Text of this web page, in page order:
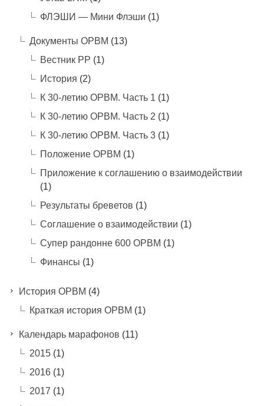
ФЛЭШИ — Мини Флэши (1)
Документы ОРВМ (13)
Вестник РР (1)
История (2)
К 30-летию ОРВМ. Часть 1 (1)
К 30-летию ОРВМ. Часть 2 (1)
К 30-летию ОРВМ. Часть 3(1)
Положение ОРВМ (1)
Приложение к соглашению о взаимодействии
(1)
Результаты бреветов (1)
Соглашение о взаимодействии (1)
Супер рандонне 600 ОРВМ (1)
Финансы (1)
История ОРВМ (4)
Краткая история ОРВМ (1)
Календарь марафонов (11)
2015(1)
2016(1)
2017 (1)